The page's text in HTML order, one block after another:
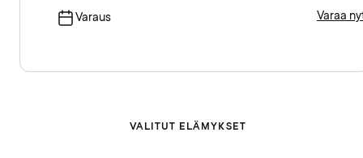
Varaus Varaa
VALITUT ELÄMYKSET